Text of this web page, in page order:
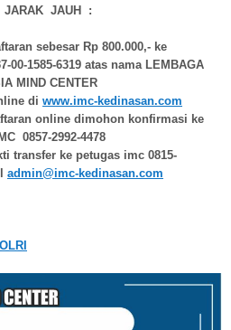
JARAK JAUH :
sebesar Rp 800.000,- ke
00-1585-6319 atas nama LEMBAGA
MIND CENTER
di www.imc-kedinasan.com
online dimohon konfirmasi ke
0857-2992-4478
transfer ke petugas imc 0815-
admin@imc-kedinasan.com